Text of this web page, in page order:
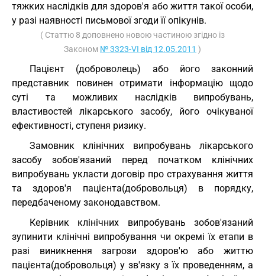
тяжких наслідків для здоров'я або життя такої особи,
у разі наявності письмової згоди її опікунів.
( Статтю 8 доповнено новою частиною згідно із
Законом № 3323-VI від 12.05.2011 )
Пацієнт (доброволець) або його законний
представник повинен отримати інформацію щодо
суті та можливих наслідків випробувань,
властивостей лікарського засобу, його очікуваної
ефективності, ступеня ризику.
Замовник клінічних випробувань лікарського
засобу зобов'язаний перед початком клінічних
випробувань укласти договір про страхування життя
та здоров'я пацієнта(добровольця) в порядку,
передбаченому законодавством.
Керівник клінічних випробувань зобов'язаний
зупинити клінічні випробування чи окремі їх етапи в
разі виникнення загрози здоров'ю або життю
пацієнта(добровольця) у зв'язку з їх проведенням, а